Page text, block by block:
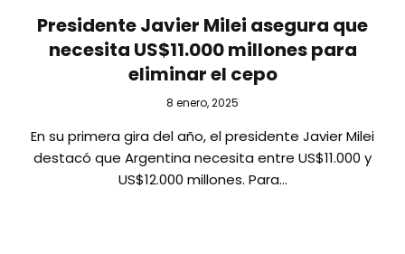
Presidente Javier Milei asegura que
necesita US$11.000 millones para
eliminar el cepo
8 enero, 2025
En su primera gira del año, el presidente Javier Milei
destacó que Argentina necesita entre US$11.000 y
US$12.000 millones. Para…